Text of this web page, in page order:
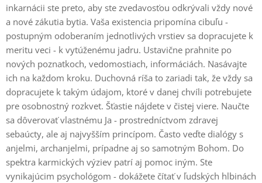
inkarnácii ste preto, aby ste zvedavosťou odkrývali vždy nové
a nové zákutia bytia. Vaša existencia pripomína cibuľu -
postupným odoberaním jednotlivých vrstiev sa dopracujete k
meritu veci - k vytúženému jadru. Ustavične prahnite po
nových poznatkoch, vedomostiach, informáciách. Nasávajte
ich na každom kroku. Duchovná ríša to zariadi tak, že vždy sa
dopracujete k takým údajom, ktoré v danej chvíli potrebujete
pre osobnostný rozkvet. Šťastie nájdete v čistej viere. Naučte
sa dôverovať vlastnému Ja - prostredníctvom zdravej
sebaúcty, ale aj najvyšším princípom. Často veďte dialógy s
anjelmi, archanjelmi, prípadne aj so samotným Bohom. Do
spektra karmických výziev patrí aj pomoc iným. Ste
vynikajúcim psychológom - dokážete čítať v ľudských hlbinách